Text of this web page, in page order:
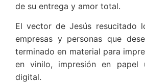
de su entrega y amor total.​
El vector de Jesús resucitado
empresas y personas que
terminado en material para
en vinilo, impresión en papel
digital.